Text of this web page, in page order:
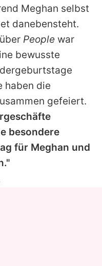
Meghan selbst
danebensteht.
People war
bewusste
haben die
gefeiert.
besondere
für Meghan und